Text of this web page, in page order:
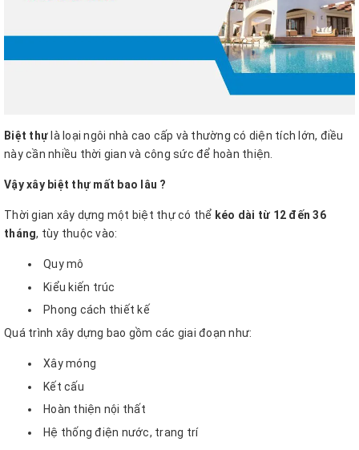
Biệt thự là loại ngôi nhà cao cấp và thường có diện tích lớn, điều
này cần nhiều thời gian và công sức để hoàn thiện.
Vậy xây biệt thự mất bao lâu ?
Thời gian xây dựng một biệt thự có thể kéo dài từ 12 đến 36
tháng, tùy thuộc vào:
Quy mô
Kiểu kiến trúc
Phong cách thiết kế
Quá trình xây dựng bao gồm các giai đoạn như:
Xây móng
Kết cấu
Hoàn thiện nội thất
Hệ thống điện nước, trang trí